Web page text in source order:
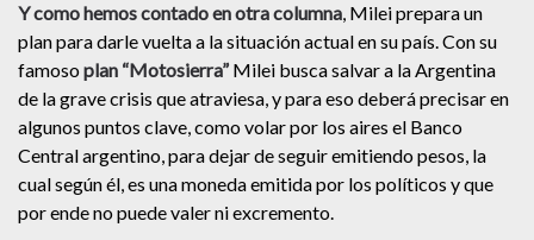
Y como hemos contado en otra columna, Milei prepara un
plan para darle vuelta a la situación actual en su país. Con su
famosoplan “Motosierra” Milei busca salvar a la Argentina
de la grave crisis que atraviesa, y para eso deberá precisar en
algunos puntos clave, como volar por los aires el Banco
Central argentino, para dejar de seguir emitiendo pesos, la
cual según él, es una moneda emitida por los políticos y que
por ende no puede valer ni excremento.